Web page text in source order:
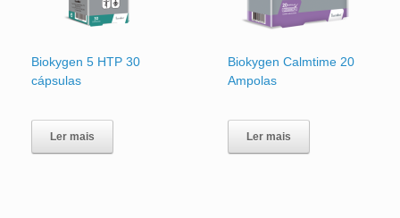
Biokygen 5 HTP 30
cápsulas
Ler mais
Biokygen Calmtime 20
Ampolas
Ler mais